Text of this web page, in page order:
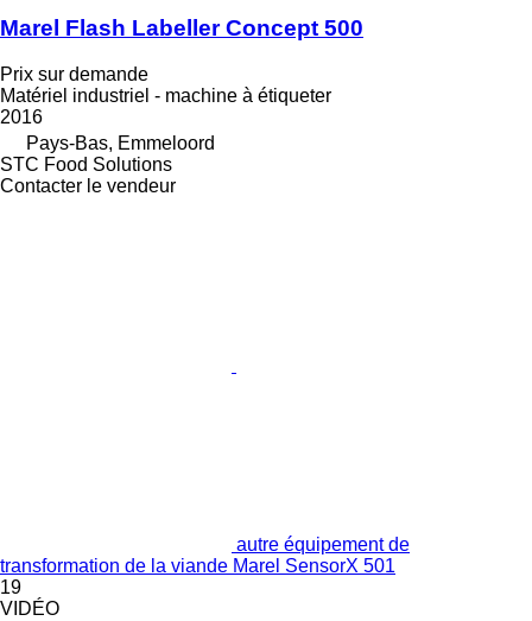
Marel Flash Labeller Concept 500
Prix sur demande
Matériel industriel - machine à étiqueter
2016
Pays-Bas, Emmeloord
STC Food Solutions
Contacter le vendeur
autre équipement de
transformation de la viande Marel SensorX 501
19
VIDÉO